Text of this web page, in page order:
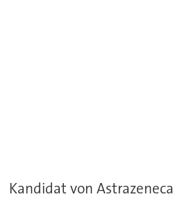
Kandidat von Astrazeneca